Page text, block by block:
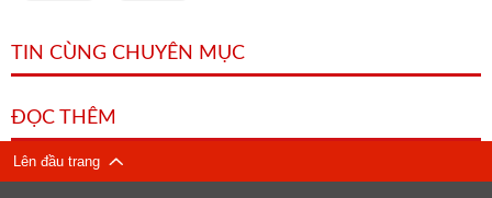
TIN CÙNG CHUYÊN MỤC
ĐỌC THÊM
Lên đầu trang